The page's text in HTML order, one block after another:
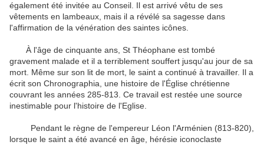
également été invitée au Conseil. Il est arrivé vêtu de ses
vêtements en lambeaux, mais il a révélé sa sagesse dans
l'affirmation de la vénération des saintes icônes.
À l'âge de cinquante ans, St Théophane est tombé
gravement malade et il a terriblement souffert jusqu'au jour de sa
mort. Même sur son lit de mort, le saint a continué à travailler. Il a
écrit son Chronographia, une histoire de l'Église chrétienne
couvrant les années 285-813. Ce travail est restée une source
inestimable pour l'histoire de l'Eglise.
Pendant le règne de l'empereur Léon l'Arménien (813-820),
lorsque le saint a été avancé en âge, hérésie iconoclaste